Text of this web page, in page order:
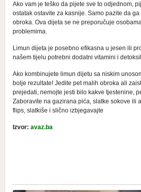
Ako vam je teško da pijete sve to odjednom,
ostatak ostavite za kasnije. Samo pazite da
obroka. Ova dijeta se ne preporučuje
problemima.
Limun dijeta je posebno efikasna u jesen ili
našem tijelu potrebni dodatni vitamini i
Ako kombinujete limun dijetu sa niskim
bolje rezultate! Jedite pet malih obroka ali
prejedati, nemojte jesti bilo kakve tjestenine,
Zaboravite na gazirana pića, slatke sokove ili
flips, slatkiše i slično izbjegavajte
Izvor: avaz.ba